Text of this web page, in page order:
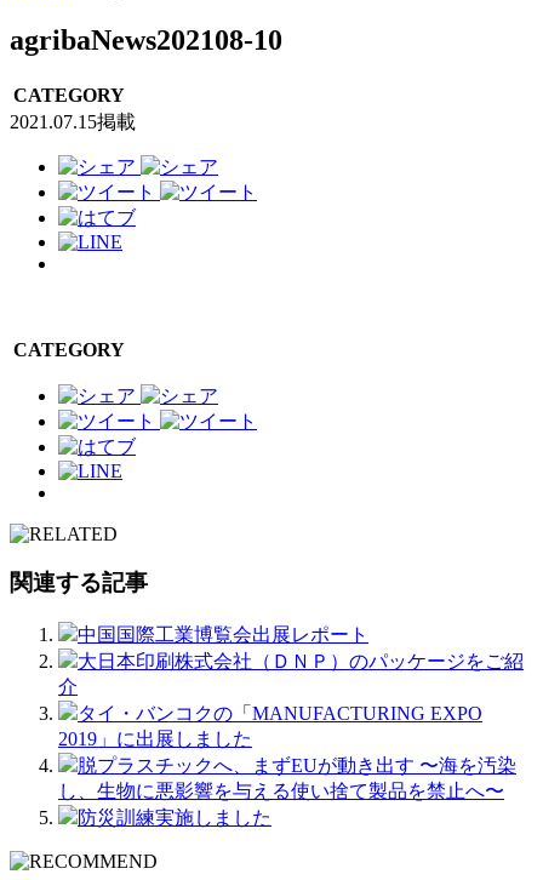
agribaNews202108-10
CATEGORY
2021.07.15掲載
CATEGORY
関連する記事
中国国際工業博覧会出展レポート
大日本印刷株式会社（ＤＮＰ）のパッケージをご紹
介
タイ・バンコクの「MANUFACTURING EXPO
2019」に出展しました
脱プラスチックへ、まずEUが動き出す 〜海を汚染
し、生物に悪影響を与える使い捨て製品を禁止へ〜
防災訓練実施しました